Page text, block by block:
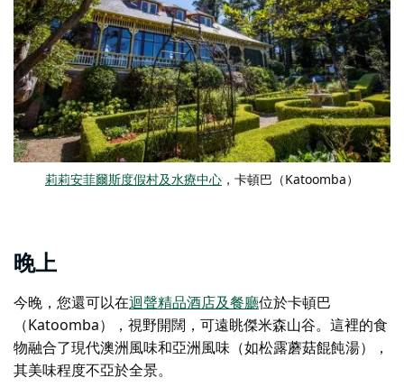
莉莉安菲爾斯度假村及水療中心 ，卡頓巴（Katoomba）
晚上
今晚，您還可以在迴聲精品酒店及餐廳位於卡頓巴
（Katoomba），視野開闊，可遠眺傑米森山谷。這裡的食
物融合了現代澳洲風味和亞洲風味（如松露蘑菇餛飩湯），
其美味程度不亞於全景。